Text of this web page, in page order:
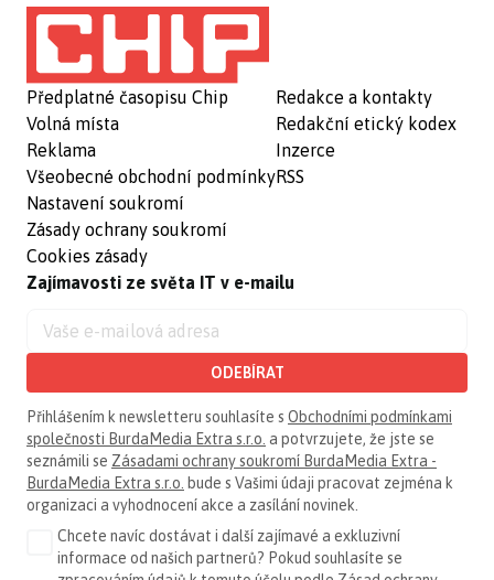
Předplatné časopisu Chip
Volná místa
Reklama
Všeobecné obchodní podmínky
Nastavení soukromí
Zásady ochrany soukromí
Cookies zásady
Redakce a kontakty
Redakční etický kodex
Inzerce
RSS
Zajímavosti ze světa IT v e-mailu
ODEBÍRAT
Přihlášením k newsletteru souhlasíte s Obchodními podmínkami
společnosti BurdaMedia Extra s.r.o. a potvrzujete, že jste se
seznámili se Zásadami ochrany soukromí BurdaMedia Extra -
BurdaMedia Extra s.r.o. bude s Vašimi údaji pracovat zejména k
organizaci a vyhodnocení akce a zasílání novinek.
Chcete navíc dostávat i další zajímavé a exkluzivní
informace od našich partnerů? Pokud souhlasíte se